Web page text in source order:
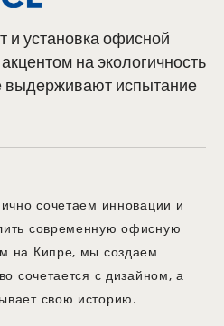
и установка офисной
на экологичность
выдерживают испытание
сочетаем инновации и
современную офисную
на Кипре, мы создаем
сочетается с дизайном, а
свою историю.